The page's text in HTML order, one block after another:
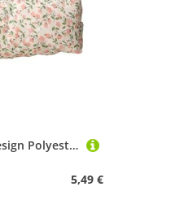
Zkydhbd Mode Design Polyester Stift Hülle Große Speicherfläche wasserdichte Futterkompakt Für Studenten Büro Verwenden Polyester Bleistift Hülle
5,49 €